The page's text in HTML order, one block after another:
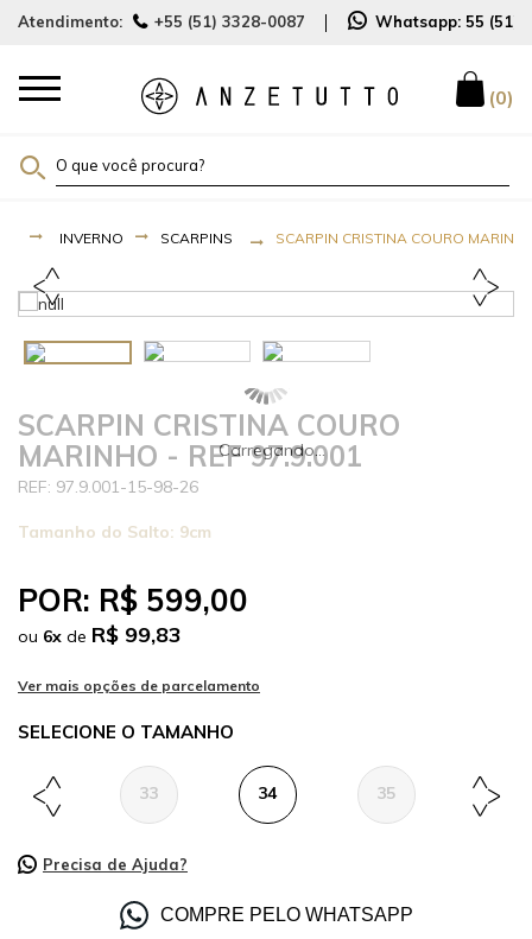
Atendimento: +55 (51) 3328-0087 Whatsapp: 55 (51)
0
INVERNO SCARPINS SCARPIN CRISTINA COURO
SCARPIN CRISTINA COURO
MARINHO - REF 97.9.001
97.9.001-15-98-26
Tamanho do Salto: 9cm
POR: R$ 599,00
ou 6x de R$ 99,83
TAMANHO
33 34 35 36
Precisa de Ajuda?
COMPRE PELO WHATSAPP